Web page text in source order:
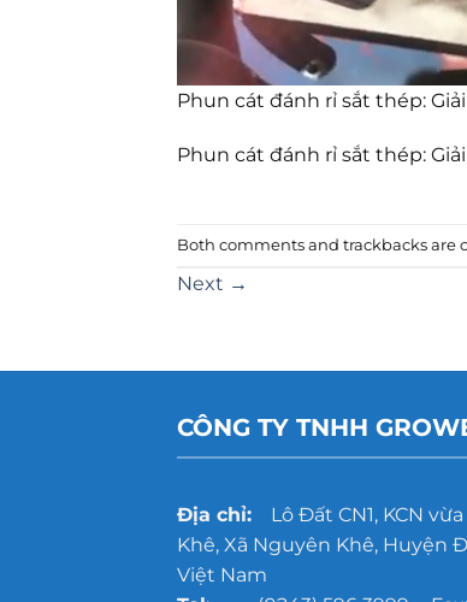
Phun cát đánh rỉ sắt thép:
Phun cát đánh rỉ sắt thép:
Both comments and trackbacks are
Next →
CÔNG TY TNHH
Địa chỉ:Lô Đất CN1, KCN
Khê, Xã Nguyên Khê, Huyện
Việt Nam